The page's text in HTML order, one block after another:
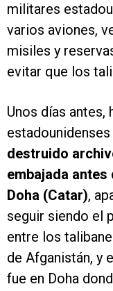
militares
varios aviones,
misiles y
evitar que los
Unos días
destruido
embajada
Doha (Catar),
seguir siendo el
entre los
de Afganistán, y
fue en Doha